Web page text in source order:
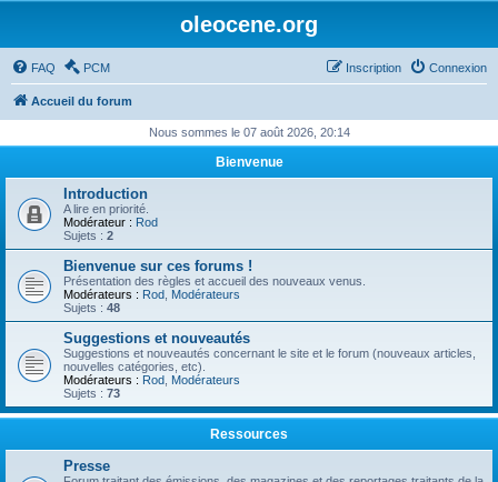
oleocene.org
FAQ PCM Connexion
Inscription
Accueil du forum
Nous sommes le 07 août 2026, 20:14
Bienvenue
Introduction
A lire en priorité.
Modérateur : Rod
Sujets : 2
Bienvenue sur ces forums !
Présentation des règles et accueil des nouveaux venus.
Modérateurs : Rod Modérateurs
Sujets : 48
Suggestions et nouveautés
Suggestions et nouveautés concernant le site et le forum (nouveaux articles,
nouvelles catégories, etc).
Modérateurs : Rod Modérateurs
Sujets : 73
Ressources
Presse